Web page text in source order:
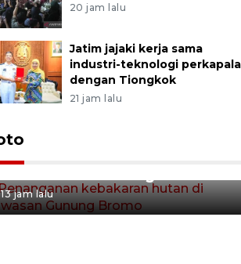
20 jam lalu
Jatim jajaki kerja sama
industri-teknologi
dengan Tiongkok
21 jam lalu
Penanganan kebakaran hutan
13 jam lalu